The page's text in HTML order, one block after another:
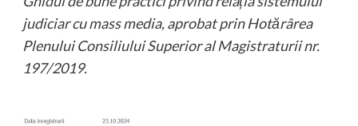
judiciar cu mass media, aprobat prin Hotărârea
Plenului Consiliului Superior al Magistraturii nr.
197/2019.